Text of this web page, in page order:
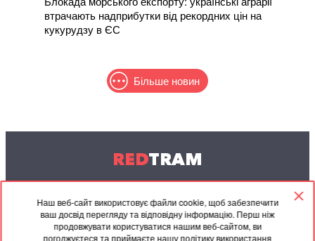
Наш веб-сайт використовує файли cookie, щоб забезпечити
ваш досвід перегляду та відповідну інформацію. Перш ніж
продовжувати користуватися нашим веб-сайтом, ви
погоджуєтеся та приймаєте нашу політику використання
втрачають надприбутки від рекордних цін на
кукурудзу в ЄС
Більше новин
REDTRAM
© 2004-2026 Redtram, Ltd.
Співпраця
Архів
Контакти